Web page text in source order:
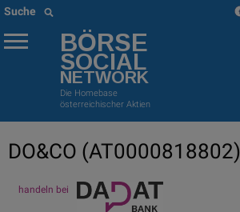
Suche
BÖRSE
SOCIAL
NETWORK
Die Homebase
österreichischer Aktien
DO&CO (AT0000818802)
handeln bei